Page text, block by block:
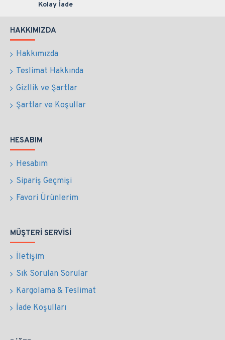
Kolay İade
HAKKIMIZDA
Hakkımızda
Teslimat Hakkında
Gizllik ve Şartlar
Şartlar ve Koşullar
HESABIM
Hesabım
Sipariş Geçmişi
Favori Ürünlerim
MÜŞTERI SERVISI
İletişim
Sık Sorulan Sorular
Kargolama & Teslimat
İade Koşulları